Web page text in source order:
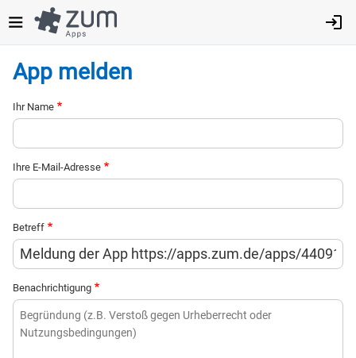
zum
Inhalt
App melden
Ihr Name
Ihre E-Mail-Adresse
Betreff
Benachrichtigung